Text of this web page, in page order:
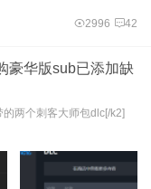
2996 42
豪华版sub已添加缺
两个刺客大师包dlc[/k2]